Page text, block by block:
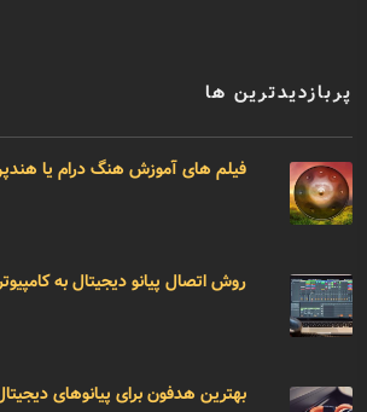
پربازدیدترین ها
فیلم های آموزش هنگ درام یا
روش اتصال پیانو دیجیتال به
بهترین هدفون برای پیانوهای